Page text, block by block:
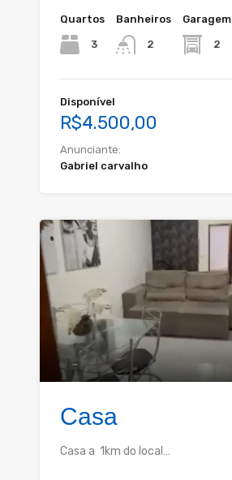
Quartos
3
Banheiros
2
Garagem
2
Disponível
R$4.500,00
Anunciante:
Gabriel carvalho
Casa
Casa a 1km do local…